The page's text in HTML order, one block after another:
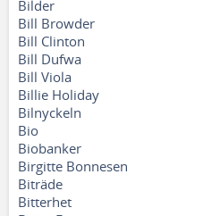
Bilder
Bill Browder
Bill Clinton
Bill Dufwa
Bill Viola
Billie Holiday
Bilnyckeln
Bio
Biobanker
Birgitte Bonnesen
Biträde
Bitterhet